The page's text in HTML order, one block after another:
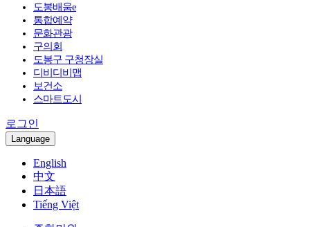
도봉배움e
통합예약
문화관광
구의회
도봉구 구청장실
디비디비맵
보건소
스마트도시
로그인
Language
English
中文
日本語
Tiếng Việt